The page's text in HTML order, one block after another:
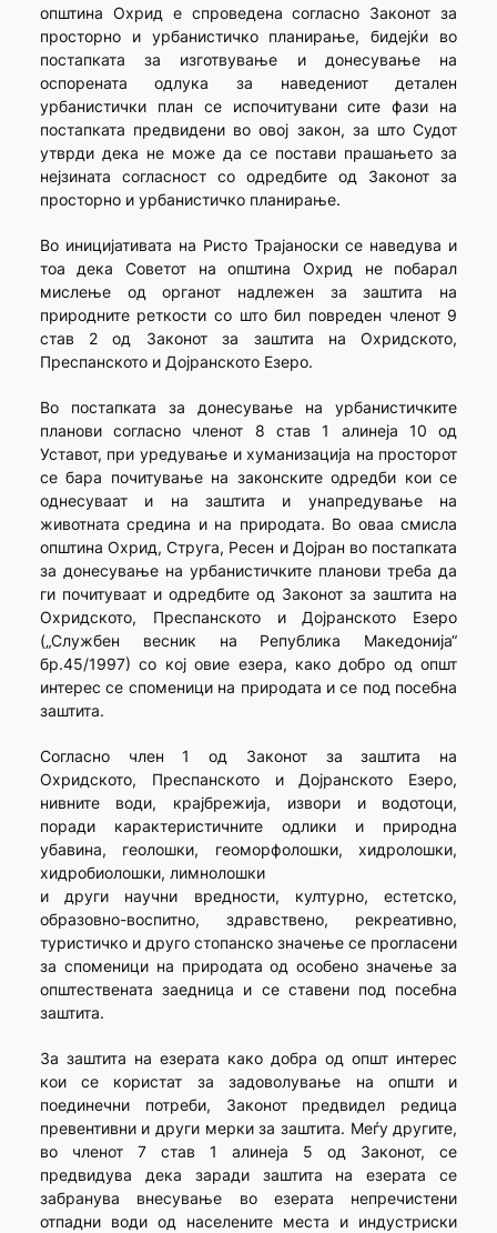
општина Охрид е спроведена согласно Законот за
просторно и урбанистичко планирање, бидејќи во
постапката за изготвување и донесување на
оспорената одлука за наведениот детален
урбанистички план се испочитувани сите фази на
постапката предвидени во овој закон, за што Судот
утврди дека не може да се постави прашањето за
нејзината согласност со одредбите од Законот за
просторно и урбанистичко планирање.
Во иницијативата на Ристо Трајаноски се наведува и
тоа дека Советот на општина Охрид не побарал
мислење од органот надлежен за заштита на
природните реткости со што бил повреден членот 9
став 2 од Законот за заштита на Охридското,
Преспанското и Дојранското Езеро.
Во постапката за донесување на урбанистичките
планови согласно членот 8 став 1 алинеја 10 од
Уставот, при уредување и хуманизација на просторот
се бара почитување на законските одредби кои се
однесуваат и на заштита и унапредување на
животната средина и на природата. Во оваа смисла
општина Охрид, Струга, Ресен и Дојран во постапката
за донесување на урбанистичките планови треба да
ги почитуваат и одредбите од Законот за заштита на
Охридското, Преспанското и Дојранското Езеро
(„Службен весник на Република Македонија“
бр.45/1997) со кој овие езера, како добро од општ
интерес се споменици на природата и се под посебна
заштита.
Согласно член 1 од Законот за заштита на
Охридското, Преспанското и Дојранското Езеро,
нивните води, крајбрежија, извори и водотоци,
поради карактеристичните одлики и природна
убавина, геолошки, геоморфолошки, хидролошки,
хидробиолошки, лимнолошки
и други научни вредности, културно, естетско,
образовно-воспитно, здравствено, рекреативно,
туристичко и друго стопанско значење се прогласени
за споменици на природата од особено значење за
општествената заедница и се ставени под посебна
заштита.
За заштита на езерата како добра од општ интерес
кои се користат за задоволување на општи и
поединечни потреби, Законот предвидел редица
превентивни и други мерки за заштита. Меѓу другите,
во членот 7 став 1 алинеја 5 од Законот, се
предвидува дека заради заштита на езерата се
забранува внесување во езерата непречистени
отпадни води од населените места и индустриски